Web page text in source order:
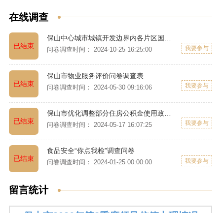
在线调查
已结束
保山中心城市城镇开发边界内各片区国土空间详细规划调查问卷
问卷调查时间： 2024-10-25 16:25:00 我要参与
已结束
保山市物业服务评价问卷调查表
问卷调查时间： 2024-05-30 09:16:06 我要参与
已结束 问卷调查时间： 2024-05-17 16:07:25 我要参与
已结束
食品安全“你点我检”调查问卷
问卷调查时间： 2024-01-25 00:00:00 我要参与
留言统计